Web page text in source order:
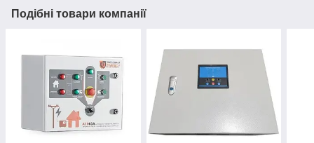
Подібні товари компанії